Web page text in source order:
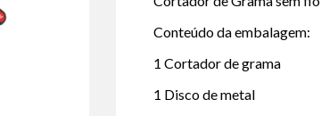
Conteúdo da embalagem:
1 Cortador de grama
1 Disco de metal